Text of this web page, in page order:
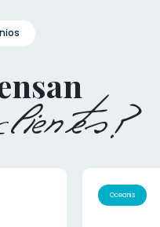
Oceanis